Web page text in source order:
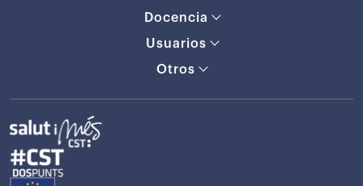
Docencia
Usuarios
Otros